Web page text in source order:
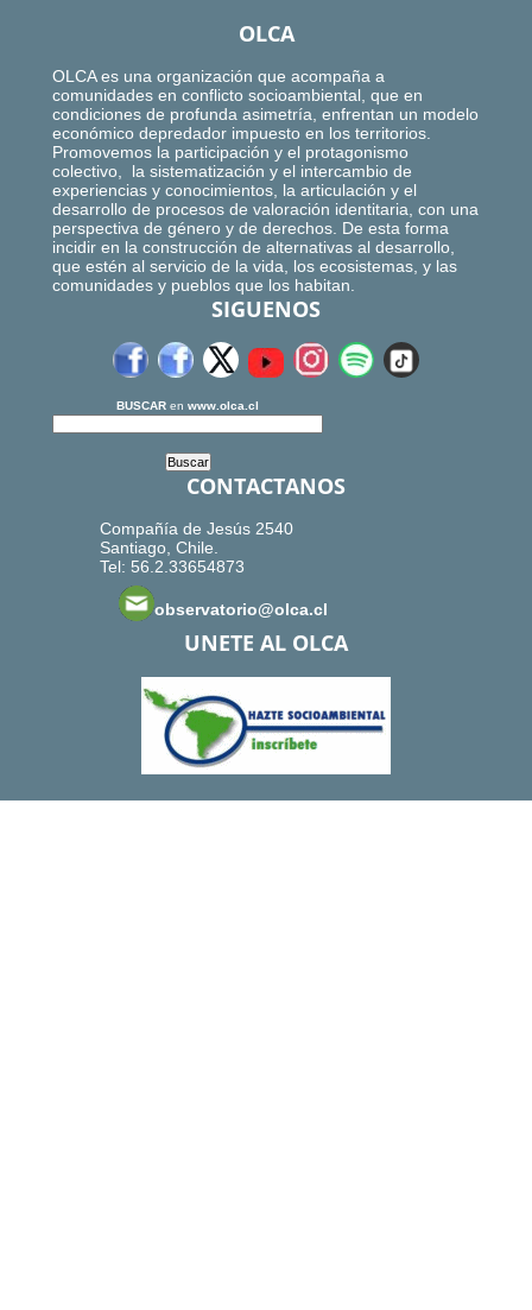
OLCA
OLCA es una organización que acompaña a
comunidades en conflicto socioambiental, que en
condiciones de profunda asimetría, enfrentan un modelo
económico depredador impuesto en los territorios.
Promovemos la participación y el protagonismo
colectivo, la sistematización y el intercambio de
experiencias y conocimientos, la articulación y el
desarrollo de procesos de valoración identitaria, con una
perspectiva de género y de derechos. De esta forma
incidir en la construcción de alternativas al desarrollo,
que estén al servicio de la vida, los ecosistemas, y las
comunidades y pueblos que los habitan.
SIGUENOS
BUSCAR en www.olca.cl
CONTACTANOS
Compañía de Jesús 2540
Santiago, Chile.
Tel: 56.2.33654873
observatorio@olca.cl
UNETE AL OLCA